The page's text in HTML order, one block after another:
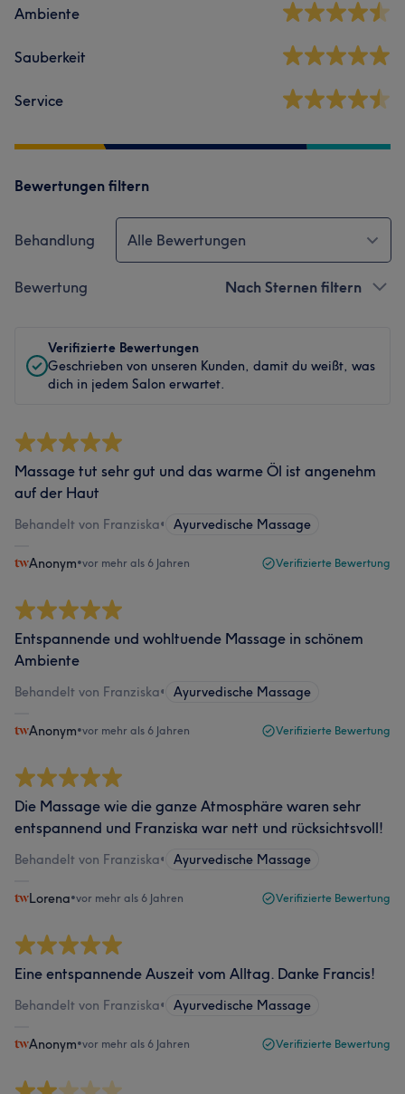
Ambiente
Sauberkeit
Service
Bewertungen filtern
Behandlung Alle Bewertungen
Bewertung Nach Sternen filtern
Verifizierte Bewertungen
Geschrieben von unseren Kunden, damit du weißt, was
dich in jedem Salon erwartet.
Massage tut sehr gut und das warme Öl ist angenehm
auf der Haut
Behandelt von Franziska• Ayurvedische Massage
Anonym•vor mehr als 6 Jahren Verifizierte Bewertung
Entspannende und wohltuende Massage in schönem
Ambiente
Behandelt von Franziska• Ayurvedische Massage
Anonym•vor mehr als 6 Jahren Verifizierte Bewertung
Die Massage wie die ganze Atmosphäre waren sehr
entspannend und Franziska war nett und rücksichtsvoll!
Behandelt von Franziska• Ayurvedische Massage
Lorena•vor mehr als 6 Jahren Verifizierte Bewertung
Eine entspannende Auszeit vom Alltag. Danke Francis!
Behandelt von Franziska• Ayurvedische Massage
Anonym•vor mehr als 6 Jahren Verifizierte Bewertung